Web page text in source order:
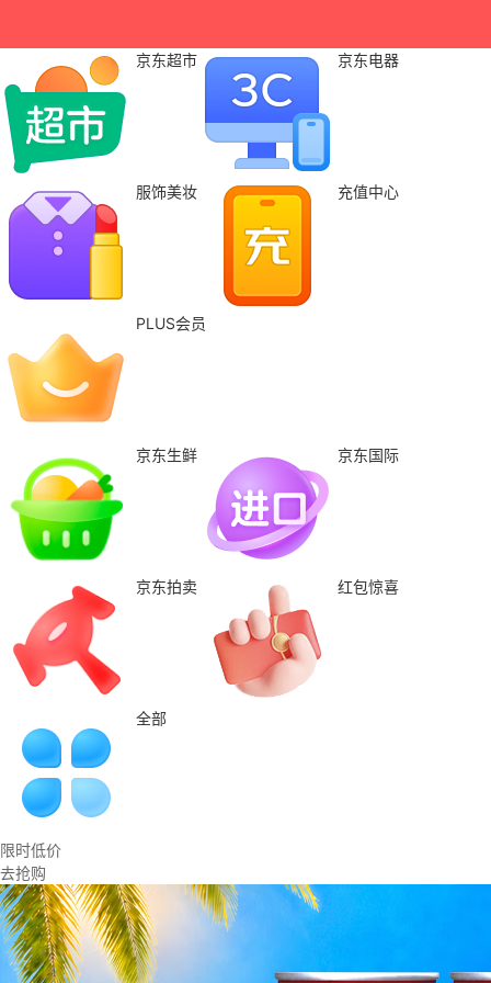
京东超市 京东电器
服饰美妆 充值中心
PLUS会员
京东生鲜 京东国际
京东拍卖 红包惊喜
全部
限时低价
去抢购